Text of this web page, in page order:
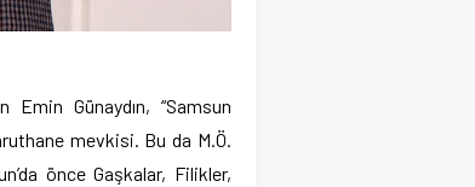
Günaydın, “Samsun
mevkisi. Bu da M.Ö.
önce Gaşkalar, Filikler,